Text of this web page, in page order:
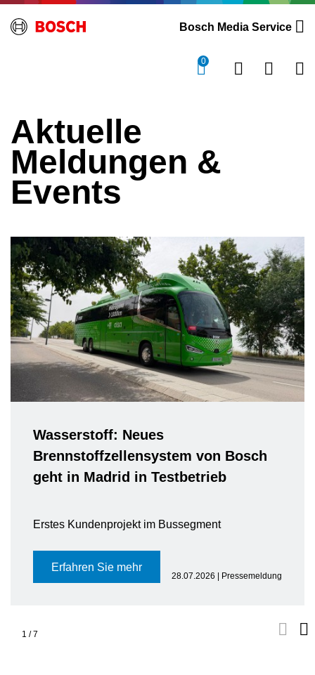
Bosch Media Service
0
Aktuelle
Meldungen &
Events
Wasserstoff: Neues
Brennstoffzellensystem von Bosch
geht in Madrid in Testbetrieb
Erstes Kundenprojekt im Bussegment
Erfahren Sie mehr
28.07.2026 | Pressemeldung
1 /7